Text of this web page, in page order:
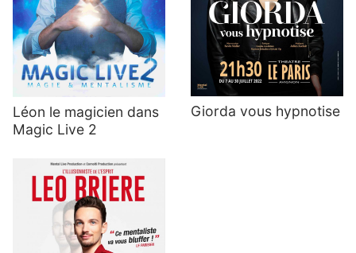
Léon le magicien dans
Magic Live 2
Giorda vous hypnotise